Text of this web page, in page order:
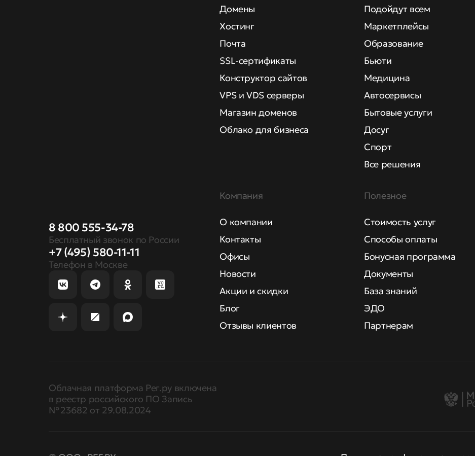
8 800 555-34-78
Бесплатный звонок по России
+7 (495) 580-11-11
Телефон в Москве
Домены
Хостинг
Почта
SSL-сертификаты
Конструктор сайтов
VPS и VDS серверы
Магазин доменов
Облако для бизнеса
Подойдут всем
Маркетплейсы
Образование
Бьюти
Медицина
Автосервисы
Бытовые услуги
Досуг
Спорт
Все решения
Компания
О компании
Контакты
Офисы
Новости
Акции и скидки
Блог
Отзывы клиентов
Полезное
Стоимость услуг
Способы оплаты
Бонусная программа
Документы
База знаний
ЭДО
Партнерам
Облачная платформа Рег.ру включена
в реестр российского ПО Запись
№ 23682 от 29.08.2024